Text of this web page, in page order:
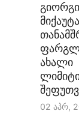
გიორგი
ახალი
02 Აპრ,